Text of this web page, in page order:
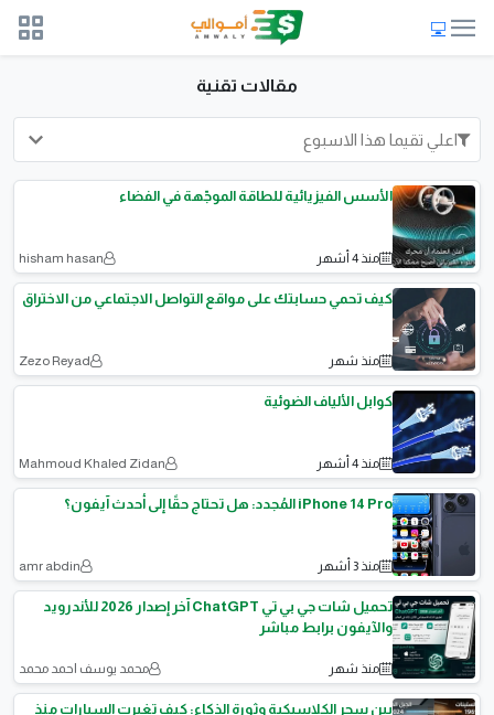
مقالات تقنية
اعلي تقيما هذا الاسبوع
الأسس الفيزيائية للطاقة الموجّهة في الفضاء
منذ 4 أشهر hisham hasan
كيف تحمي حسابتك على مواقع التواصل الاجتماعي من الاختراق
منذ شهر Zezo Reyad
كوابل الألياف الضوئية
منذ 4 أشهر Mahmoud Khaled Zidan
iPhone 14 Pro المُجدد: هل تحتاج حقًا إلى أحدث آيفون؟
منذ 3 أشهر amr abdin
تحميل شات جي بي تي ChatGPT آخر إصدار 2026 للأندرويد
والآيفون برابط مباشر
منذ شهر محمد يوسف احمد محمد
بين سحر الكلاسيكية وثورة الذكاء: كيف تغيرت السيارات منذ